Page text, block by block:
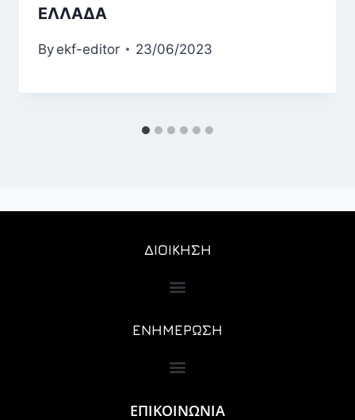
ΕΛΛΑΔΑ
By ekf-editor 23/06/2023
ΔΙΟΙΚΗΣΗ
ΕΝΗΜΕΡΩΣΗ
ΕΠΙΚΟΙΝΩΝΙΑ